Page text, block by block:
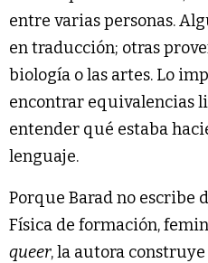
entre varias personas.
en traducción; otras
biología o las artes. Lo
encontrar equivalencias
entender qué estaba
lenguaje.
Porque Barad no escribe
Física de formación,
queer, la autora